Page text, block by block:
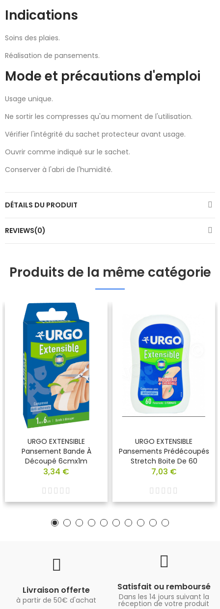
Indications
Soins des plaies.
Réalisation de pansements.
Mode et précautions d'emploi
Usage unique.
Ne sortir les compresses qu'au moment de l'utilisation.
Vérifier l'intégrité du sachet protecteur avant usage.
Ouvrir comme indiqué sur le sachet.
Conserver à l'abri de l'humidité.
DÉTAILS DU PRODUIT
REVIEWS(0)
Produits de la même catégorie
URGO EXTENSIBLE
Pansement Bande À
Découpé 6cmx1m
3,34 €
URGO EXTENSIBLE
Pansements Prédécoupés
Stretch Boite De 60
7,03 €
Livraison offerte
à partir de 50€ d'achat
Satisfait ou remboursé
Dans les 14 jours suivant la
réception de votre produit